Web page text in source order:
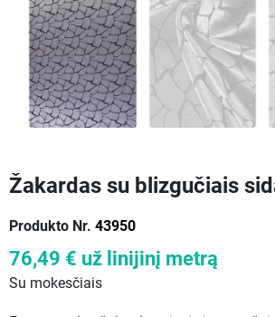
Žakardas su blizgučiais
Produkto Nr. 43950
76,49 € už linijinį metrą
Su mokesčiais